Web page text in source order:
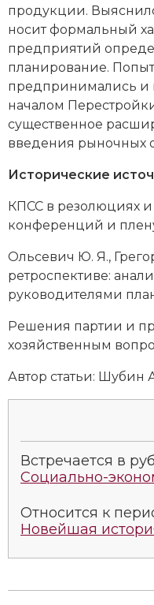
продукции.
носит формальный
предприятий
планирование.
предпринимались и
началом
существенное
введения рыночных
Исторические
КПСС в резолюциях
конференций и
Ольсевич Ю. Я.,
ретроспективе:
руководителями
Решения партии и
хозяйственным
Автор статьи: Шубин
Встречается в
Социально-
Относится к
Новейшая